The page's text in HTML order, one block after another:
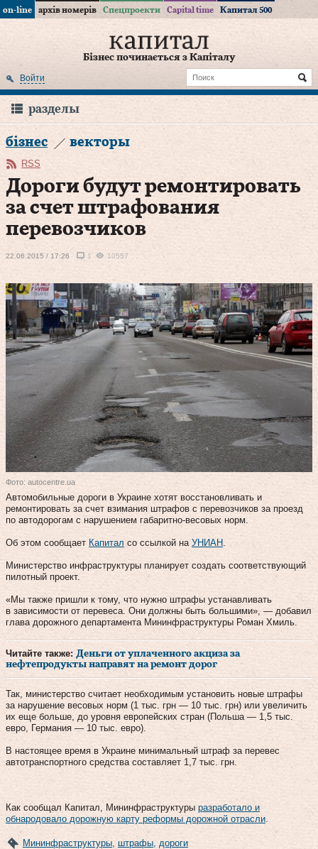
on-line архів номерів Спецпроекти Capital time Капитал 500
Бізнес починається з Капіталу
Войти
разделы
бізнес векторы
RSS
Дороги будут ремонтировать
за счет штрафования
перевозчиков
22.06.2015 / 17:26 1 10557
Фото: autocentre.ua
Автомобильные дороги в Украине хотят восстановливать и
ремонтировать за счет взимания штрафов с перевозчиков за проезд
по автодорогам с нарушением габаритно-весовых норм.
Об этом сообщает Капитал со ссылкой на УНИАН
Министерство инфраструктуры планирует создать соответствующий
пилотный проект.
«Мы также пришли к тому, что нужно штрафы устанавливать
в зависимости от перевеса. Они должны быть большими», — добавил
глава дорожного департамента Мининфраструктуры Роман Хмиль.
Читайте также: Деньги от уплаченного акциза за
нефтепродукты направят на ремонт дорог
Так, министерство считает необходимым установить новые штрафы
за нарушение весовых норм (1 тыс. грн — 10 тыс. грн) или увеличить
их еще больше, до уровня европейских стран (Польша — 1,5 тыс.
евро, Германия — 10 тыс. евро).
В настоящее время в Украине минимальный штраф за перевес
автотранспортного средства составляет 1,7 тыс. грн.
Как сообщал Капитал, Мининфраструктуры разработало и
обнародовало дорожную карту реформы дорожной отрасли
Мининфраструктуры штрафы дороги